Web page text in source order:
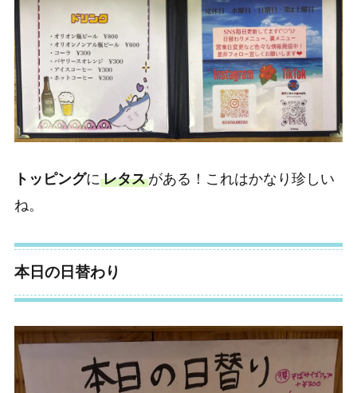
トッピングにレタスがある！これはかなり珍しい
ね。
本日の日替わり